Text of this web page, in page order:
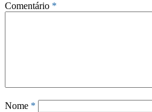
Comentário *
Nome *